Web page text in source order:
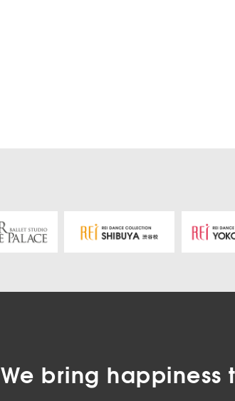
We bring happiness